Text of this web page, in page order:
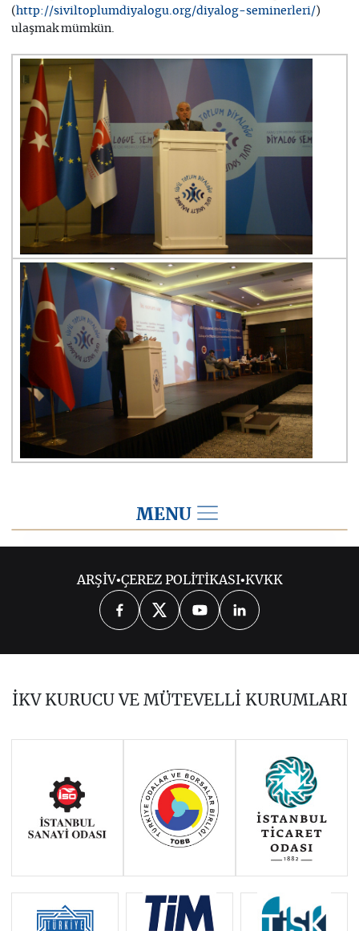
(http://siviltoplumdiyalogu.org/diyalog-seminerleri/ )
ulaşmak mümkün.
MENU
2026 2025 2024
2023 2022 2021
ARŞİV•ÇEREZ POLİTİKASI•KVKK
İKV KURUCU VE MÜTEVELLİ KURUMLARI